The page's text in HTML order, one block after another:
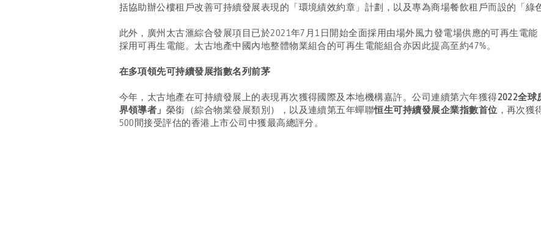
括協助辦公樓租戶改善可持續發展表現的「環境績效約章」計劃，以及專為商場餐飲租戶而設的「綠
此外，廣州太古滙綜合發展項目已於2021年7月1日開始全面採用由場外風力發電場供應的可再生電
採用可再生電能。太古地產中國內地整體物業組合的可再生電能組合亦因此提高至約47%。
在多項領先可持續發展指數名列前茅
今年，太古地產在可持續發展上的表現再次獲得國際及本地機構嘉許。公司連續第六年獲得2022全球
界領導者」 榮銜（綜合物業發展類別），以及連續第五年蟬聯恒生可持續發展企業指數首位 ，再次獲
500間接受評估的香港上市公司中獲最高總評分。